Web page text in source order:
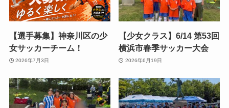
【選手募集】神奈川区の少
女サッカーチーム！
2026年7月3日
【少女クラス】6/14 第53回
横浜市春季サッカー大会
2026年6月19日